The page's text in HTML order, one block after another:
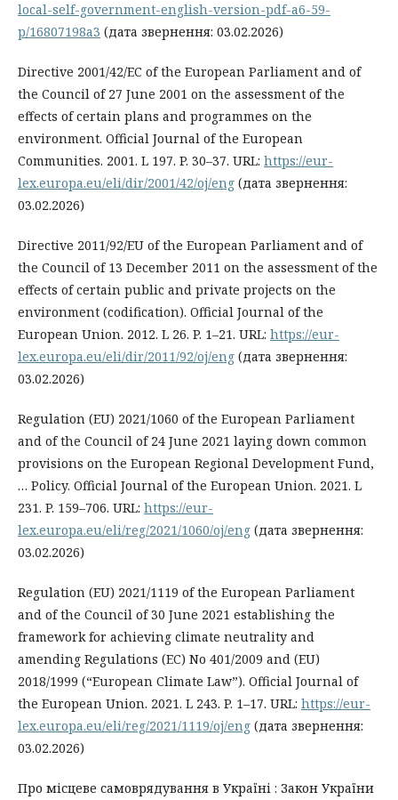
local-self-government-english-version-pdf-a6-59-
p/16807198a3 (дата звернення: 03.02.2026)
Directive 2001/42/EC of the European Parliament and of
the Council of 27 June 2001 on the assessment of the
effects of certain plans and programmes on the
environment. Official Journal of the European
Communities. 2001. L 197. P. 30–37. URL: https://eur-
lex.europa.eu/eli/dir/2001/42/oj/eng (дата звернення:
03.02.2026)
Directive 2011/92/EU of the European Parliament and of
the Council of 13 December 2011 on the assessment of the
effects of certain public and private projects on the
environment (codification). Official Journal of the
European Union. 2012. L 26. P. 1–21. URL: https://eur-
lex.europa.eu/eli/dir/2011/92/oj/eng (дата звернення:
03.02.2026)
Regulation (EU) 2021/1060 of the European Parliament
and of the Council of 24 June 2021 laying down common
provisions on the European Regional Development Fund,
… Policy. Official Journal of the European Union. 2021. L
231. P. 159–706. URL: https://eur-
lex.europa.eu/eli/reg/2021/1060/oj/eng (дата звернення:
03.02.2026)
Regulation (EU) 2021/1119 of the European Parliament
and of the Council of 30 June 2021 establishing the
framework for achieving climate neutrality and
amending Regulations (EC) No 401/2009 and (EU)
2018/1999 (“European Climate Law”). Official Journal of
the European Union. 2021. L 243. P. 1–17. URL: https://eur-
lex.europa.eu/eli/reg/2021/1119/oj/eng (дата звернення:
03.02.2026)
Про місцеве самоврядування в Україні : Закон України